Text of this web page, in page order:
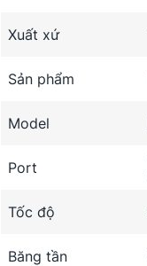
Xuất xứ
Sản phẩm
Model
Port
Tốc độ
Băng tần